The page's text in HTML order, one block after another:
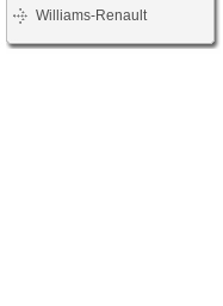
Williams-Renault